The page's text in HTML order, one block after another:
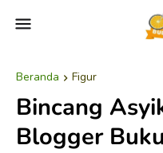
Beranda Figur
Bincang
Blogger